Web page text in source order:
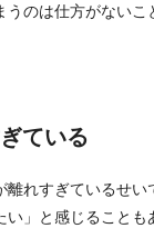
のは仕方がないこ
ている
離れすぎているせい
」と感じることも